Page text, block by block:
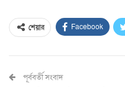
শেয়ার Facebook
পূর্ববর্তী সংবাদ